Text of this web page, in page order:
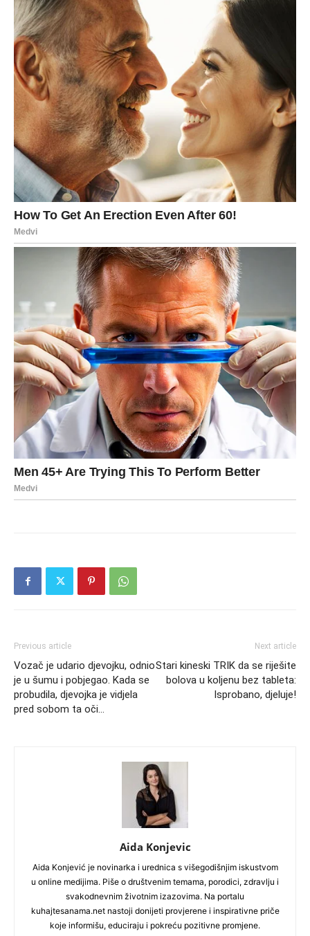
Previous article
Vozač je udario djevojku, odnio
je u šumu i pobjegao. Kada se
probudila, djevojka je vidjela
pred sobom ta oči…
Next article
Stari kineski TRIK da se riješite
bolova u koljenu bez tableta:
Isprobano, djeluje!
Aida Konjevic
Aida Konjević je novinarka i urednica s višegodišnjim iskustvom
u online medijima. Piše o društvenim temama, porodici, zdravlju i
svakodnevnim životnim izazovima. Na portalu
kuhajtesanama.net nastoji donijeti provjerene i inspirativne priče
koje informišu, educiraju i pokreću pozitivne promjene.